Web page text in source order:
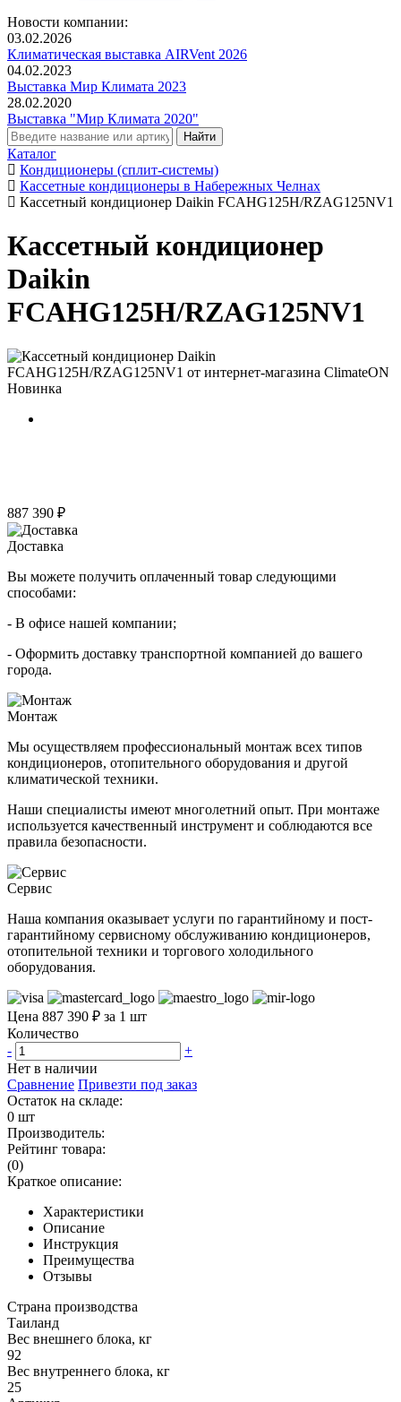
Новости компании:
03.02.2026
Климатическая выставка AIRVent 2026
04.02.2023
Выставка Мир Климата 2023
28.02.2020
Выставка "Мир Климата 2020"
Каталог
Кондиционеры (сплит-системы)
Кассетные кондиционеры в Набережных Челнах
Кассетный кондиционер Daikin FCAHG125H/RZAG125NV1
Кассетный кондиционер
Daikin
FCAHG125H/RZAG125NV1
Новинка
887 390 ₽
Доставка
Вы можете получить оплаченный товар следующими
способами:
- В офисе нашей компании;
- Оформить доставку транспортной компанией до вашего
города.
Монтаж
Мы осуществляем профессиональный монтаж всех типов
кондиционеров, отопительного оборудования и другой
климатической техники.
Наши специалисты имеют многолетний опыт. При монтаже
используется качественный инструмент и соблюдаются все
правила безопасности.
Сервис
Наша компания оказывает услуги по гарантийному и пост-
гарантийному сервисному обслуживанию кондиционеров,
отопительной техники и торгового холодильного
оборудования.
Цена 887 390 ₽ за 1 шт
Количество
-
+
Нет в наличии
Сравнение Привезти под заказ
Остаток на складе:
0 шт
Производитель:
Рейтинг товара:
(0)
Краткое описание:
Характеристики
Описание
Инструкция
Преимущества
Отзывы
Страна производства
Таиланд
Вес внешнего блока, кг
92
Вес внутреннего блока, кг
25